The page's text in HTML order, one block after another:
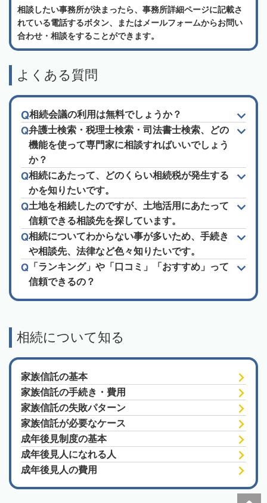
相談したい事務所が決まったら、事務所詳細ページに記載さ
れている電話するボタン、またはメールフォームからお問い
合わせ・相談をすることができます。
よくある質問
相続会議の利用は無料でしょうか？
弁護士検索・税理士検索・司法書士検索、どの
機能を使って専門家に相談すればいいでしょう
か？
相続にあたって、どのくらい相続税が発生する
かを知りたいです。
土地を相続したのですが、土地活用にあたって
信頼できる相談先を探しています。
相続についてわからない事が多いため、手続き
や相談先、法律など色々知りたいです。
「ランキング」や「口コミ」「おすすめ」って
信頼できるの？
相続について知る
家族信託の基本
家族信託の手続き・費用
家族信託の失敗パターン
家族信託が必要なケース
成年後見制度の基本
成年後見人になれる人
成年後見人の費用